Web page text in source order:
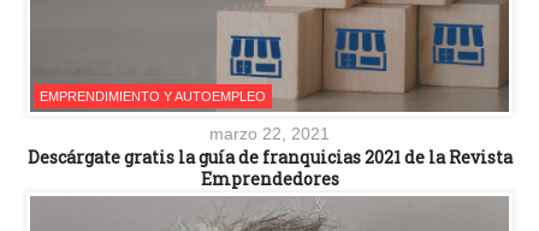
EMPRENDIMIENTO Y AUTOEMPLEO
marzo 22, 2021
Descárgate gratis la guía de franquicias 2021 de la Revista
Emprendedores